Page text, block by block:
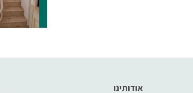
אודותינו